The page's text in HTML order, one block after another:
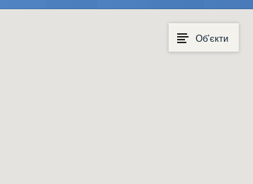
Об’єкти